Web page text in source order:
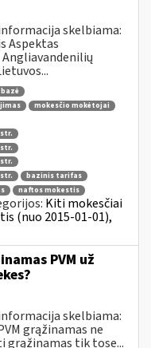
skelbiama:
Aspektas
mokesčio mokėtojai
bazinis tarifas
naftos mokestis
Kiti mokesčiai
(nuo 2015-01-01),
PVM už
skelbiama:
grąžinamas ne
grąžinamas tik tose...